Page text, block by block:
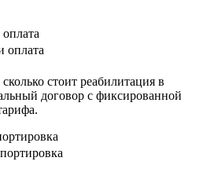
оплата
стоит реабилитация в
договор с фиксированной